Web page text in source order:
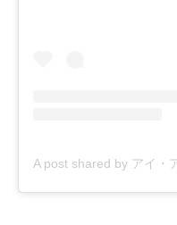
A post shared by アイ・